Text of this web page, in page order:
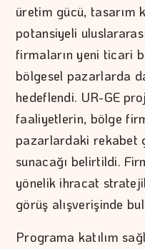
üretim gücü, tasarım
potansiyeli
firmaların yeni ticari
bölgesel pazarlarda
hedeflendi. UR-GE
faaliyetlerin, bölge
pazarlardaki rekabet
sunacağı belirtildi.
yönelik ihracat
görüş alışverişinde
Programa katılım